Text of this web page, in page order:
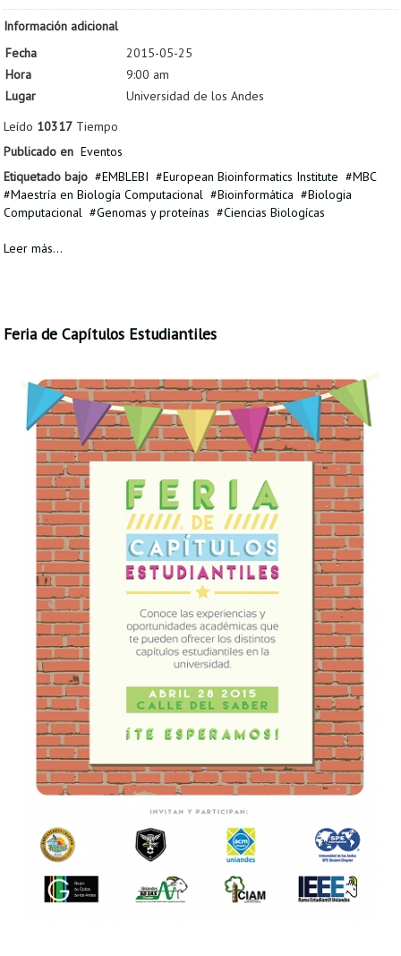
Información adicional
Fecha
2015-05-25
Hora
9:00 am
Lugar
Universidad de los Andes
Leído 10317 Tiempo
Publicado en Eventos
Etiquetado bajo
EMBLEBI European Bioinformatics Institute
MBC
Maestría en Biología Computacional
Bioinformática
Biologia
Computacional
Genomas y proteínas Ciencias Biologícas
Leer más...
Feria de Capítulos Estudiantiles